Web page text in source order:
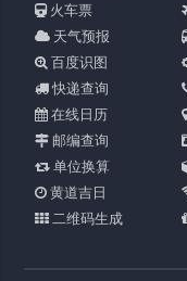
火车票
天气预报
百度识图
快递查询
在线日历
邮编查询
单位换算
黄道吉日
二维码生成